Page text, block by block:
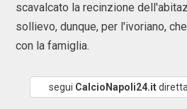
scavalcato la recinzione
sollievo, dunque, per l'ivoriano,
con la famiglia.
segui CalcioNapoli24.it